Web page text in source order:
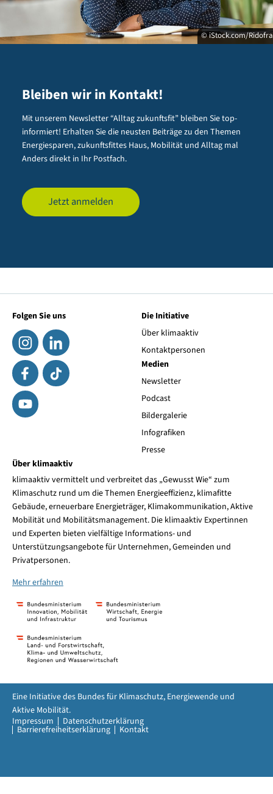
© iStock.com/
Bleiben wir in Kontakt!
Mit unserem Newsletter “Alltag zukunftsfit” bleiben Sie top-
informiert! Erhalten Sie die neusten Beiträge zu den Themen
Energiesparen, zukunftsfittes Haus, Mobilität und Alltag mal
Anders direkt in Ihr Postfach.
Jetzt anmelden
Folgen Sie uns
Die Initiative
Über klimaaktiv
Kontaktpersonen
Medien
Newsletter
Podcast
Bildergalerie
Infografiken
Presse
Über klimaaktiv
klimaaktiv vermittelt und verbreitet das „Gewusst Wie“ zum
Klimaschutz rund um die Themen Energieeffizienz, klimafitte
Gebäude, erneuerbare Energieträger, Klimakommunikation, Aktive
Mobilität und Mobilitätsmanagement. Die klimaaktiv Expertinnen
und Experten bieten vielfältige Informations- und
Unterstützungsangebote für Unternehmen, Gemeinden und
Privatpersonen.
Mehr erfahren
Impressum Datenschutzerklärung
Barrierefreiheitserklärung Kontakt
Eine Initiative des Bundes für Klimaschutz, Energiewende und
Aktive Mobilität.